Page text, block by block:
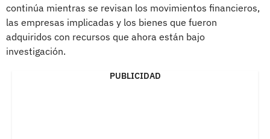
continúa mientras se revisan los movimientos financieros,
las empresas implicadas y los bienes que fueron
adquiridos con recursos que ahora están bajo
investigación.
PUBLICIDAD